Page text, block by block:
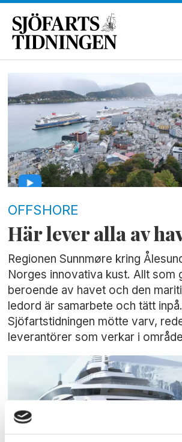
Tag:
vard
OFFSHORE
Här lever alla av
Regionen Sunnmøre kring
Norges innovativa kust. Allt som
beroende av havet och den
ledord är samarbete och tätt inpå.
Sjöfartstidningen mötte varv,
leverantörer som verkar i